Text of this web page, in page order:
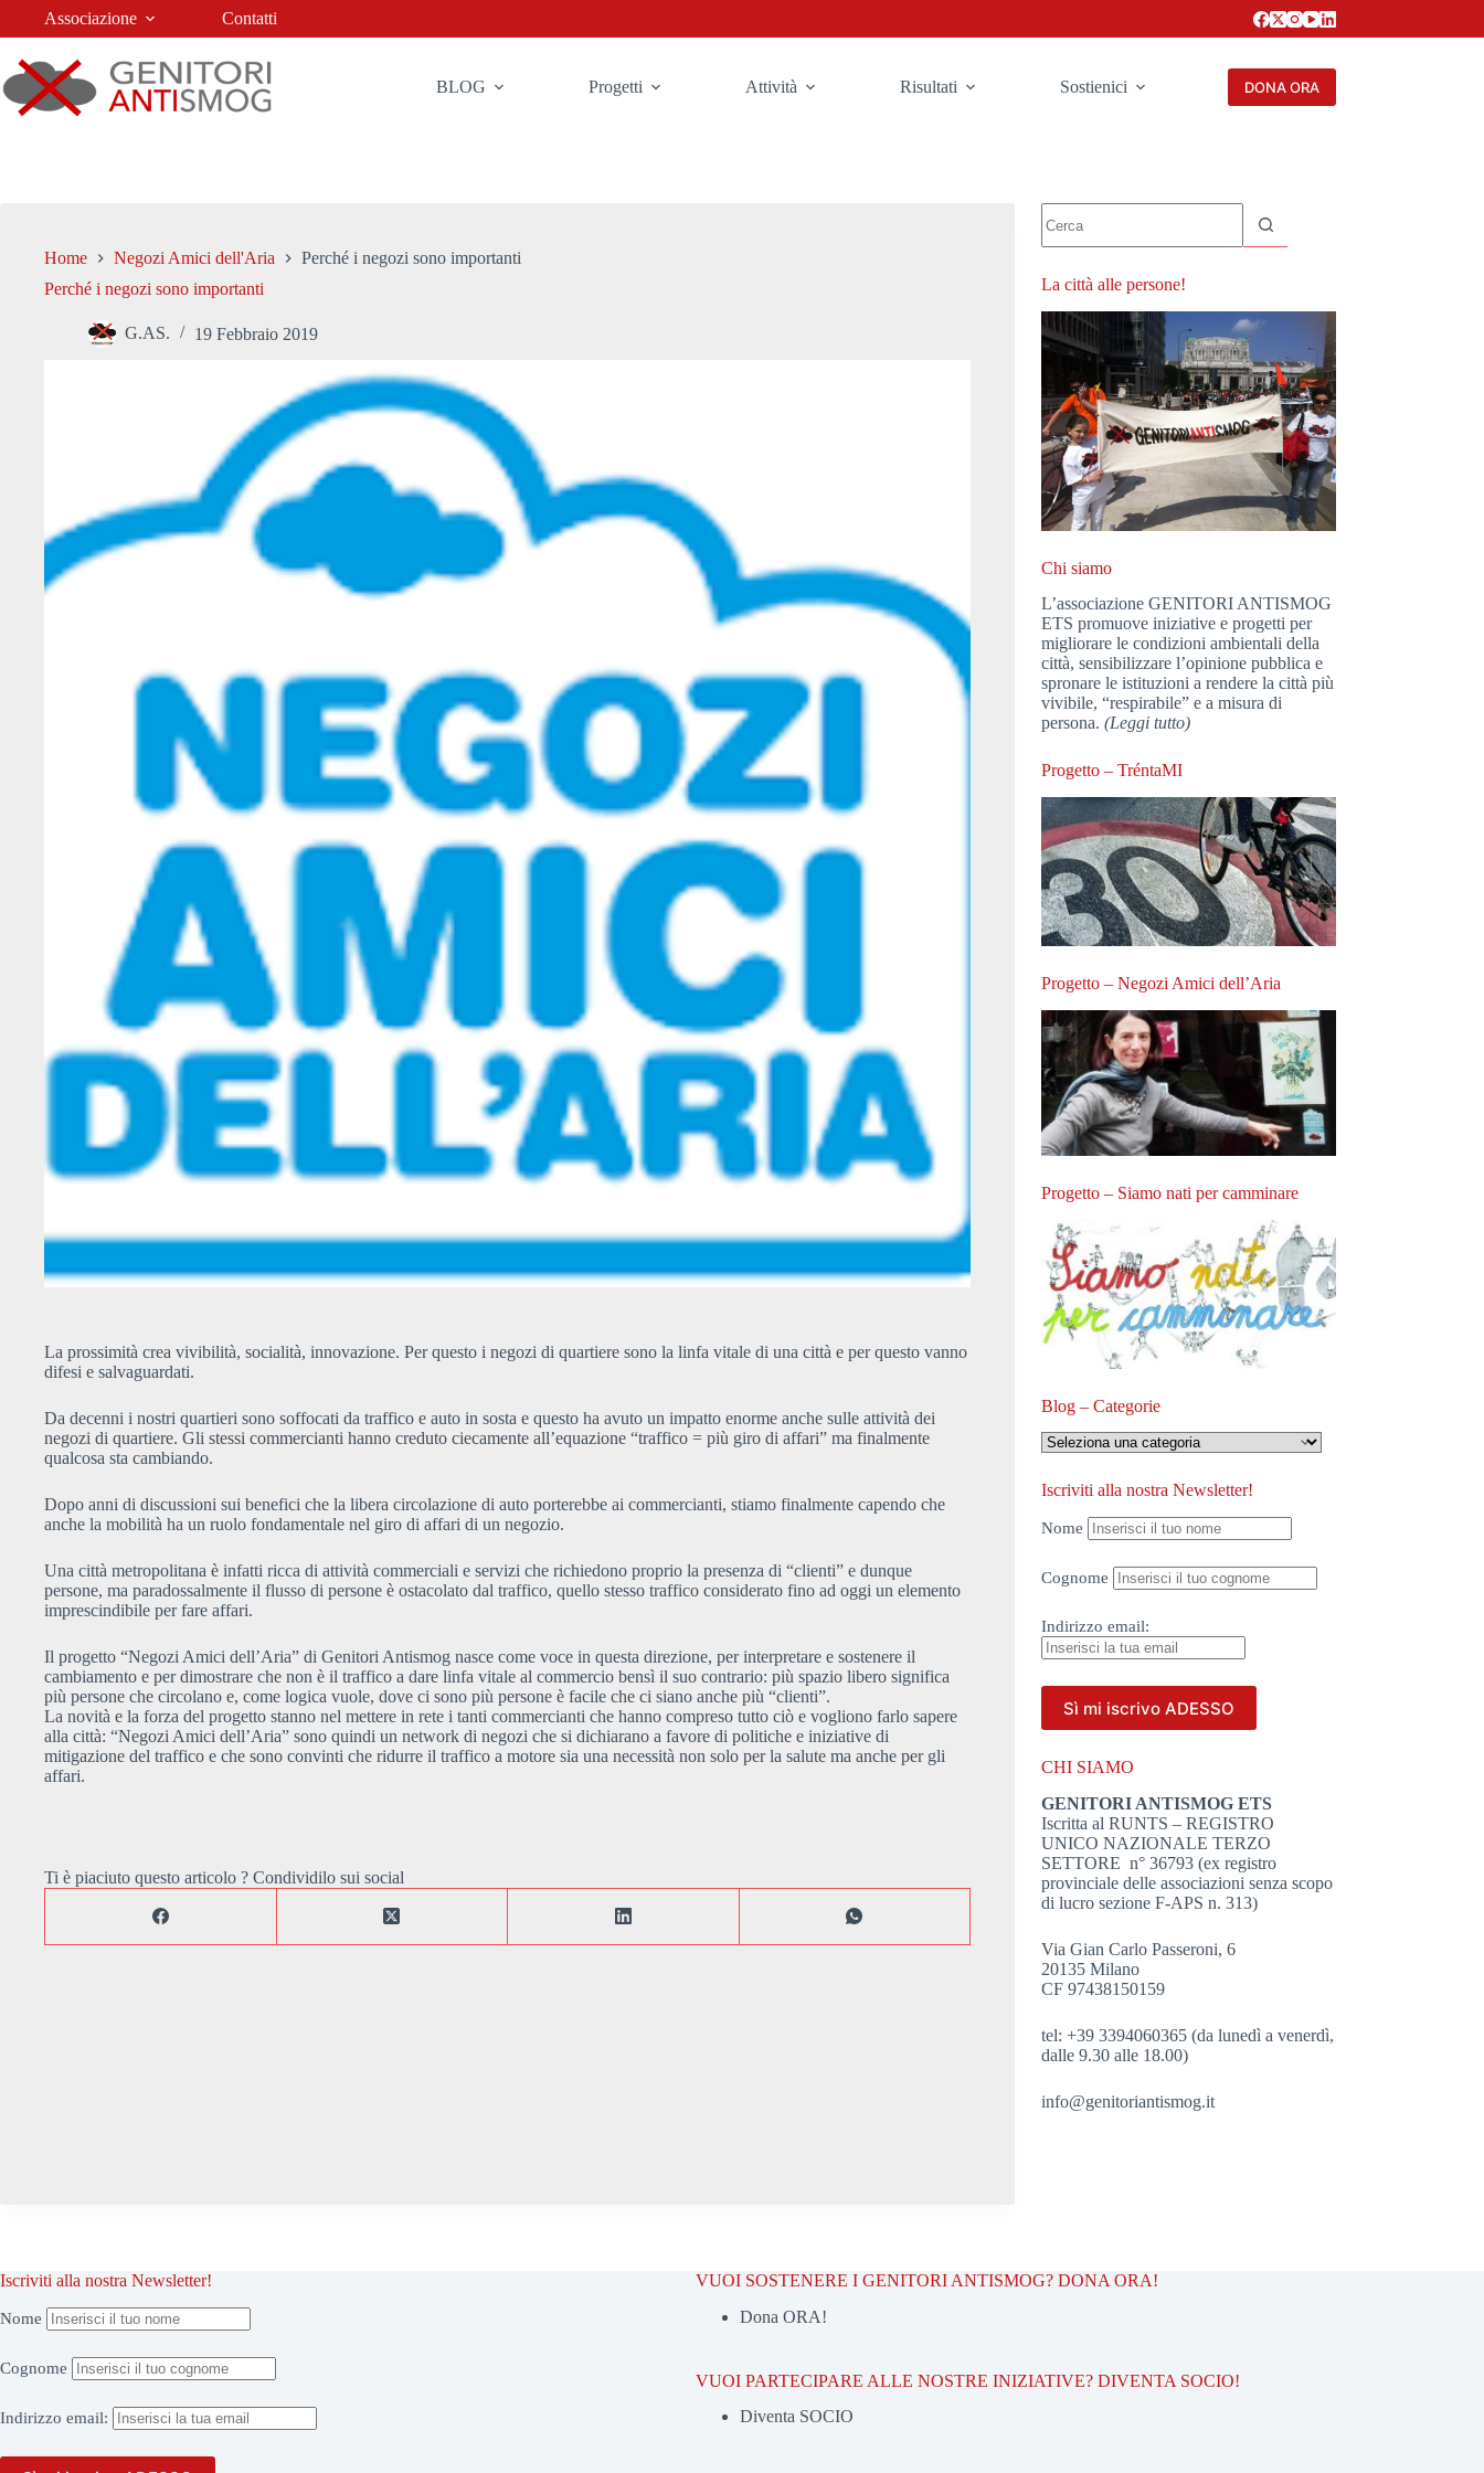
Associazione Contatti
BLOG Progetti Attività Risultati Sostienici DONA ORA
Home Negozi Amici dell'Aria
Perché i negozi sono importanti
Perché i negozi sono importanti
G.AS. 19 Febbraio 2019
La prossimità crea vivibilità, socialità, innovazione. Per questo i negozi di quartiere sono la linfa vitale di una città e per questo vanno
difesi e salvaguardati.
Da decenni i nostri quartieri sono soffocati da traffico e auto in sosta e questo ha avuto un impatto enorme anche sulle attività dei
negozi di quartiere. Gli stessi commercianti hanno creduto ciecamente all’equazione “traffico = più giro di affari” ma finalmente
qualcosa sta cambiando.
Dopo anni di discussioni sui benefici che la libera circolazione di auto porterebbe ai commercianti, stiamo finalmente capendo che
anche la mobilità ha un ruolo fondamentale nel giro di affari di un negozio.
Una città metropolitana è infatti ricca di attività commerciali e servizi che richiedono proprio la presenza di “clienti” e dunque
persone, ma paradossalmente il flusso di persone è ostacolato dal traffico, quello stesso traffico considerato fino ad oggi un elemento
imprescindibile per fare affari.
Il progetto “Negozi Amici dell’Aria” di Genitori Antismog nasce come voce in questa direzione, per interpretare e sostenere il
cambiamento e per dimostrare che non è il traffico a dare linfa vitale al commercio bensì il suo contrario: più spazio libero significa
più persone che circolano e, come logica vuole, dove ci sono più persone è facile che ci siano anche più “clienti”.
La novità e la forza del progetto stanno nel mettere in rete i tanti commercianti che hanno compreso tutto ciò e vogliono farlo sapere
alla città: “Negozi Amici dell’Aria” sono quindi un network di negozi che si dichiarano a favore di politiche e iniziative di
mitigazione del traffico e che sono convinti che ridurre il traffico a motore sia una necessità non solo per la salute ma anche per gli
affari.
Ti è piaciuto questo articolo ? Condividilo sui social
risultato
La città alle persone!
Chi siamo
L’associazione GENITORI ANTISMOG
ETS promuove iniziative e progetti per
migliorare le condizioni ambientali della
città, sensibilizzare l’opinione pubblica e
spronare le istituzioni a rendere la città più
vivibile, “respirabile” e a misura di
persona.(Leggi tutto)
Progetto – TréntaMI
Progetto – Negozi Amici dell’Aria
Progetto – Siamo nati per camminare
Blog – Categorie
Blog
–
Iscriviti alla nostra Newsletter!
Nome
Cognome
Indirizzo email:
CHI SIAMO
GENITORI ANTISMOG ETS
Iscritta al RUNTS – REGISTRO
UNICO NAZIONALE TERZO
SETTORE n° 36793 (ex registro
provinciale delle associazioni senza scopo
di lucro sezione F-APS n. 313)
Via Gian Carlo Passeroni, 6
20135 Milano
CF 97438150159
tel: +39 3394060365 (da lunedì a venerdì,
dalle 9.30 alle 18.00)
info@genitoriantismog.it
Iscriviti alla nostra Newsletter!
Nome
Cognome
Indirizzo email:
VUOI SOSTENERE I GENITORI ANTISMOG? DONA ORA!
Dona ORA!
VUOI PARTECIPARE ALLE NOSTRE INIZIATIVE? DIVENTA SOCIO!
Diventa SOCIO